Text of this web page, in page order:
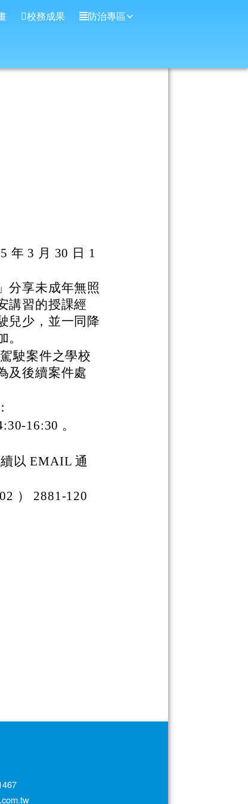
校務成果 防治專區
年 3 月 30 日 1
分享未成年無照
講習的授課經
兒少，並一同降
駛案件之學校
及後續案件處
16:30 。
以 EMAIL 通
） 2881-120